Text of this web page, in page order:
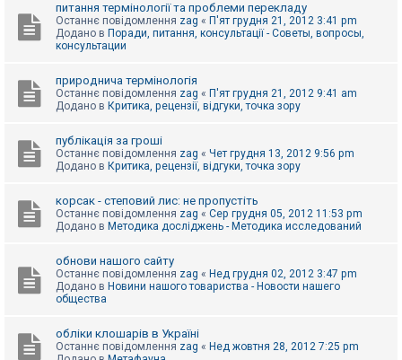
питання термінології та проблеми перекладу
Останнє повідомлення zag « П'ят грудня 21, 2012 3:41 pm
Додано в Поради, питання, консультації - Советы, вопросы,
консультации
природнича термінологія
Останнє повідомлення zag « П'ят грудня 21, 2012 9:41 am
Додано в Критика, рецензії, відгуки, точка зору
публікація за гроші
Останнє повідомлення zag « Чет грудня 13, 2012 9:56 pm
Додано в Критика, рецензії, відгуки, точка зору
корсак - степовий лис: не пропустіть
Останнє повідомлення zag « Сер грудня 05, 2012 11:53 pm
Додано в Методика досліджень - Методика исследований
обнови нашого сайту
Останнє повідомлення zag « Нед грудня 02, 2012 3:47 pm
Додано в Новини нашого товариства - Новости нашего
общества
обліки клошарів в Україні
Останнє повідомлення zag « Нед жовтня 28, 2012 7:25 pm